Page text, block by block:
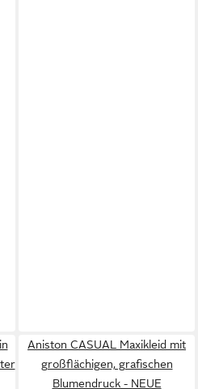
Aniston CASUAL Maxikleid mit
großflächigen, grafischen
Blumendruck - NEUE